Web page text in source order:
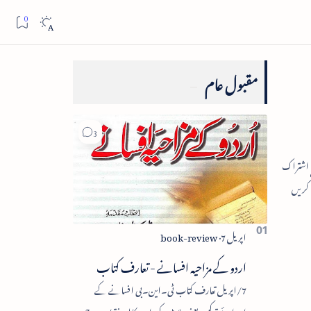
مقبول عام
اردو کے مزاحیہ افسانے - تعارف کتاب
7/اپریل تعارف کتاب ٹی۔این۔بی افسانے کے